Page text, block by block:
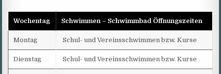
Wochentag Schwimmen – Schwimmbad Öffnungszeiten
Montag Schul- und Vereinsschwimmen bzw. Kurse
Dienstag Schul- und Vereinsschwimmen bzw. Kurse